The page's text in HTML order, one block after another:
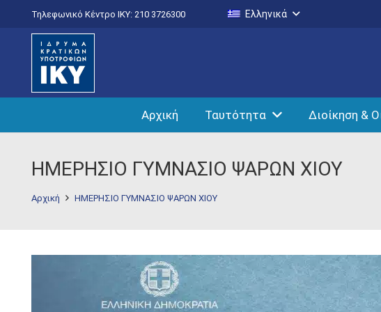
Τηλεφωνικό Κέντρο IKY: 210 3726300 Ελληνικά
Αρχική Ταυτότητα Διοίκηση &
ΗΜΕΡΗΣΙΟ ΓΥΜΝΑΣΙΟ ΨΑΡΩΝ ΧΙΟΥ
Αρχική ΗΜΕΡΗΣΙΟ ΓΥΜΝΑΣΙΟ ΨΑΡΩΝ ΧΙΟΥ